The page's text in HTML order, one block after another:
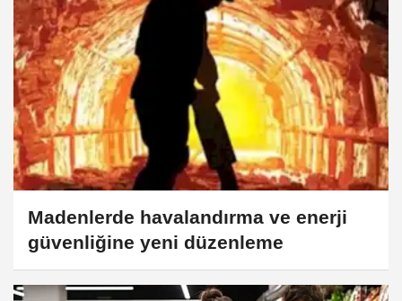
Madenlerde havalandırma ve enerji
güvenliğine yeni düzenleme